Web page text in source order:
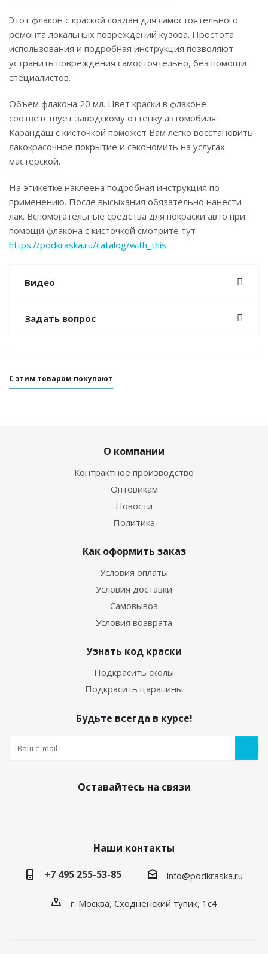
Этот флакон с краской создан для самостоятельного
ремонта локальных повреждений кузова. Простота
использования и подробная инструкция позволяют
устранить повреждения самостоятельно, без помощи
специалистов.
Объем флакона 20 мл. Цвет краски в флаконе
соответствует заводскому оттенку автомобиля.
Карандаш с кисточкой поможет Вам легко восстановить
лакокрасочное покрытие и сэкономить на услугах
мастерской.
На этикетке наклеена подробная инструкция по
применению. После высыхания обязательно нанести
лак. Вспомогательные средства для покраски авто при
помощи флакона с кисточкой смотрите тут
https://podkraska.ru/catalog/with_this
Видео
Задать вопрос
С этим товаром покупают
О компании
Контрактное производство
Оптовикам
Новости
Политика
Как оформить заказ
Условия оплаты
Условия доставки
Самовывоз
Условия возврата
Узнать код краски
Подкрасить сколы
Подкрасить царапины
Будьте всегда в курсе!
Оставайтесь на связи
Наши контакты
+7 495 255-53-85
info@podkraska.ru
г. Москва, Сходненский тупик, 1с4